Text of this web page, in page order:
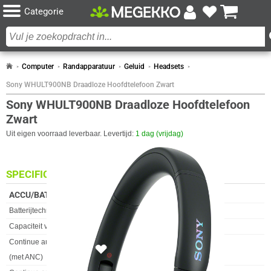
Categorie
Computer Randapparatuur Geluid Headsets
Sony WHULT900NB Draadloze Hoofdtelefoon Zwart
Sony WHULT900NB Draadloze Hoofdtelefoon
Zwart
Uit eigen voorraad leverbaar. Levertijd: 1 dag (vrijdag)
5x
SPECIFICATIES
ACCU/BATTERIJ
Eigenschap
Batterijtechnologie
Lithium-Ion (Li-Ion)
Capaciteit van de accu/batterij
520 mAh
Continue audioafspeeltijd
(met ANC)
30 uur